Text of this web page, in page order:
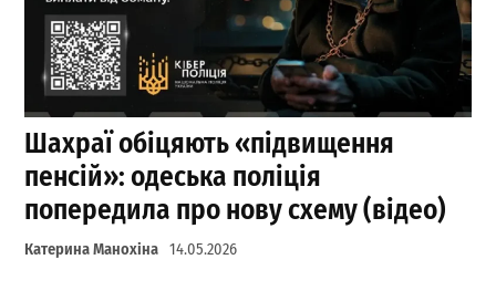
Шахраї обіцяють «підвищення
пенсій»: одеська поліція
попередила про нову схему (відео)
Катерина Манохіна 14.05.2026